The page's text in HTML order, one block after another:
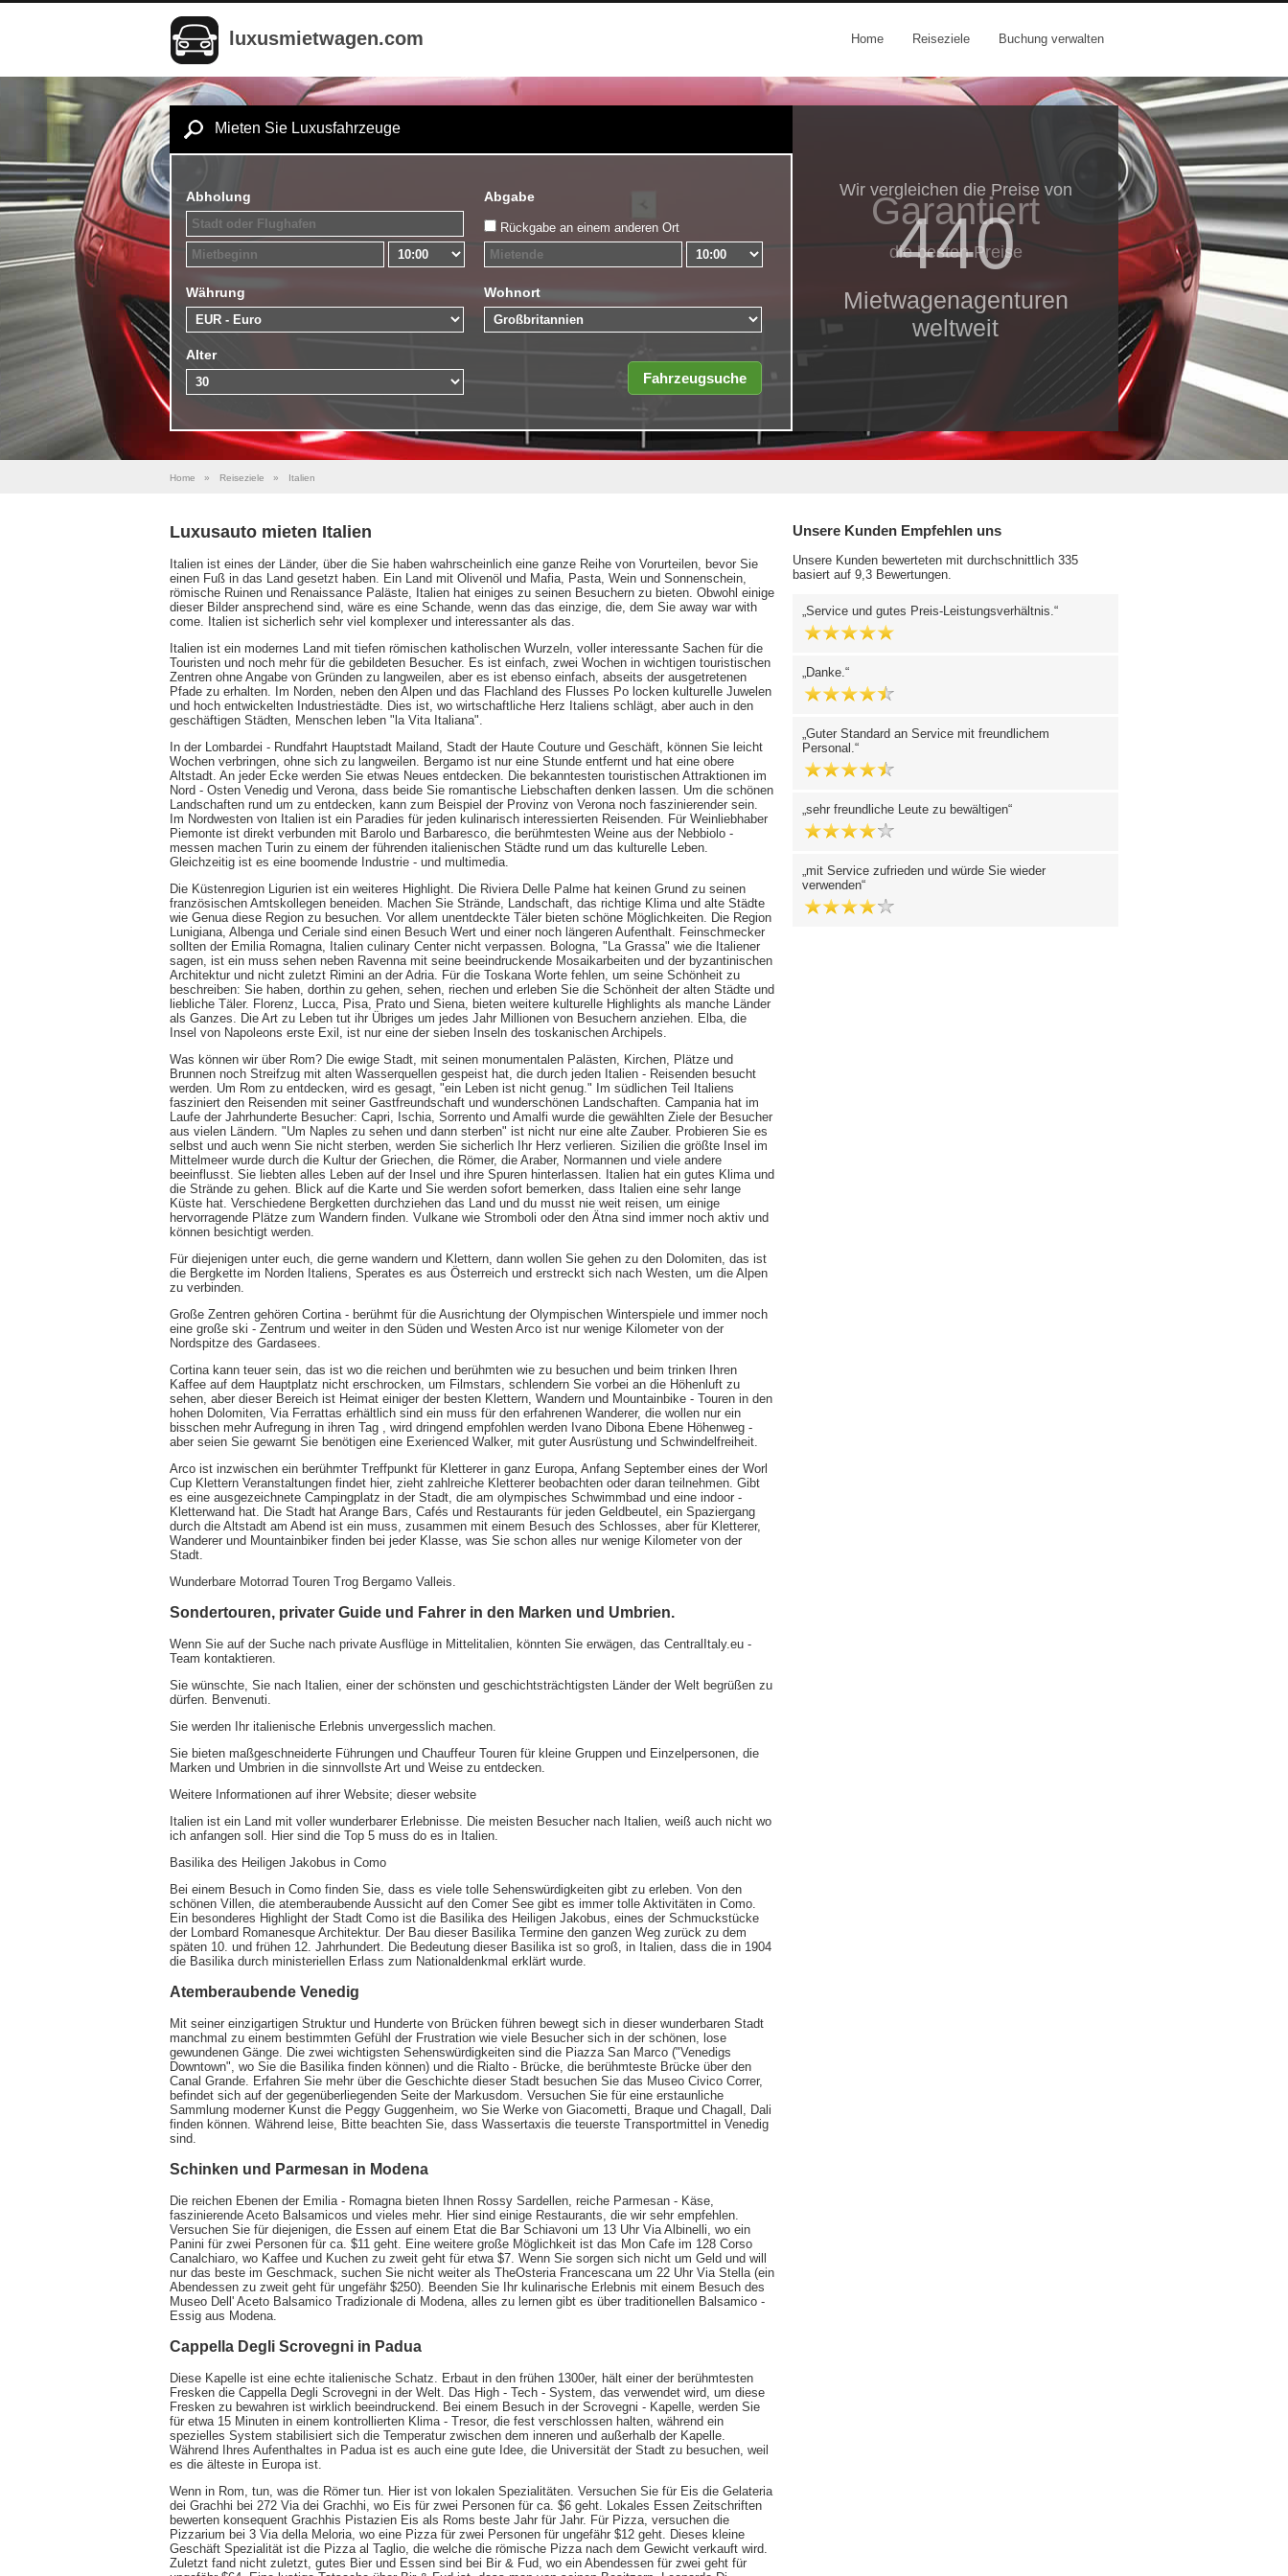
luxusmietwagen.com Home Reiseziele Buchung verwalten
Mieten Sie Luxusfahrzeuge
Abholung Abgabe
Rückgabe an einem anderen Ort
Währung Wohnort
Alter
Wir vergleichen die Preise von
440
Mietwagenagenturen
weltweit
Garantiert
die besten Preise
Home » Reiseziele » Italien
Luxusauto mieten Italien
Italien ist eines der Länder, über die Sie haben wahrscheinlich eine ganze Reihe von Vorurteilen, bevor Sie
einen Fuß in das Land gesetzt haben. Ein Land mit Olivenöl und Mafia, Pasta, Wein und Sonnenschein,
römische Ruinen und Renaissance Paläste, Italien hat einiges zu seinen Besuchern zu bieten. Obwohl einige
dieser Bilder ansprechend sind, wäre es eine Schande, wenn das das einzige, die, dem Sie away war with
come. Italien ist sicherlich sehr viel komplexer und interessanter als das.
Italien ist ein modernes Land mit tiefen römischen katholischen Wurzeln, voller interessante Sachen für die
Touristen und noch mehr für die gebildeten Besucher. Es ist einfach, zwei Wochen in wichtigen touristischen
Zentren ohne Angabe von Gründen zu langweilen, aber es ist ebenso einfach, abseits der ausgetretenen
Pfade zu erhalten. Im Norden, neben den Alpen und das Flachland des Flusses Po locken kulturelle Juwelen
und hoch entwickelten Industriestädte. Dies ist, wo wirtschaftliche Herz Italiens schlägt, aber auch in den
geschäftigen Städten, Menschen leben "la Vita Italiana".
In der Lombardei - Rundfahrt Hauptstadt Mailand, Stadt der Haute Couture und Geschäft, können Sie leicht
Wochen verbringen, ohne sich zu langweilen. Bergamo ist nur eine Stunde entfernt und hat eine obere
Altstadt. An jeder Ecke werden Sie etwas Neues entdecken. Die bekanntesten touristischen Attraktionen im
Nord - Osten Venedig und Verona, dass beide Sie romantische Liebschaften denken lassen. Um die schönen
Landschaften rund um zu entdecken, kann zum Beispiel der Provinz von Verona noch faszinierender sein.
Im Nordwesten von Italien ist ein Paradies für jeden kulinarisch interessierten Reisenden. Für Weinliebhaber
Piemonte ist direkt verbunden mit Barolo und Barbaresco, die berühmtesten Weine aus der Nebbiolo -
messen machen Turin zu einem der führenden italienischen Städte rund um das kulturelle Leben.
Gleichzeitig ist es eine boomende Industrie - und multimedia.
Die Küstenregion Ligurien ist ein weiteres Highlight. Die Riviera Delle Palme hat keinen Grund zu seinen
französischen Amtskollegen beneiden. Machen Sie Strände, Landschaft, das richtige Klima und alte Städte
wie Genua diese Region zu besuchen. Vor allem unentdeckte Täler bieten schöne Möglichkeiten. Die Region
Lunigiana, Albenga und Ceriale sind einen Besuch Wert und einer noch längeren Aufenthalt. Feinschmecker
sollten der Emilia Romagna, Italien culinary Center nicht verpassen. Bologna, "La Grassa" wie die Italiener
sagen, ist ein muss sehen neben Ravenna mit seine beeindruckende Mosaikarbeiten und der byzantinischen
Architektur und nicht zuletzt Rimini an der Adria. Für die Toskana Worte fehlen, um seine Schönheit zu
beschreiben: Sie haben, dorthin zu gehen, sehen, riechen und erleben Sie die Schönheit der alten Städte und
liebliche Täler. Florenz, Lucca, Pisa, Prato und Siena, bieten weitere kulturelle Highlights als manche Länder
als Ganzes. Die Art zu Leben tut ihr Übriges um jedes Jahr Millionen von Besuchern anziehen. Elba, die
Insel von Napoleons erste Exil, ist nur eine der sieben Inseln des toskanischen Archipels.
Was können wir über Rom? Die ewige Stadt, mit seinen monumentalen Palästen, Kirchen, Plätze und
Brunnen noch Streifzug mit alten Wasserquellen gespeist hat, die durch jeden Italien - Reisenden besucht
werden. Um Rom zu entdecken, wird es gesagt, "ein Leben ist nicht genug." Im südlichen Teil Italiens
fasziniert den Reisenden mit seiner Gastfreundschaft und wunderschönen Landschaften. Campania hat im
Laufe der Jahrhunderte Besucher: Capri, Ischia, Sorrento und Amalfi wurde die gewählten Ziele der Besucher
aus vielen Ländern. "Um Naples zu sehen und dann sterben" ist nicht nur eine alte Zauber. Probieren Sie es
selbst und auch wenn Sie nicht sterben, werden Sie sicherlich Ihr Herz verlieren. Sizilien die größte Insel im
Mittelmeer wurde durch die Kultur der Griechen, die Römer, die Araber, Normannen und viele andere
beeinflusst. Sie liebten alles Leben auf der Insel und ihre Spuren hinterlassen. Italien hat ein gutes Klima und
die Strände zu gehen. Blick auf die Karte und Sie werden sofort bemerken, dass Italien eine sehr lange
Küste hat. Verschiedene Bergketten durchziehen das Land und du musst nie weit reisen, um einige
hervorragende Plätze zum Wandern finden. Vulkane wie Stromboli oder den Ätna sind immer noch aktiv und
können besichtigt werden.
Für diejenigen unter euch, die gerne wandern und Klettern, dann wollen Sie gehen zu den Dolomiten, das ist
die Bergkette im Norden Italiens, Sperates es aus Österreich und erstreckt sich nach Westen, um die Alpen
zu verbinden.
Große Zentren gehören Cortina - berühmt für die Ausrichtung der Olympischen Winterspiele und immer noch
eine große ski - Zentrum und weiter in den Süden und Westen Arco ist nur wenige Kilometer von der
Nordspitze des Gardasees.
Cortina kann teuer sein, das ist wo die reichen und berühmten wie zu besuchen und beim trinken Ihren
Kaffee auf dem Hauptplatz nicht erschrocken, um Filmstars, schlendern Sie vorbei an die Höhenluft zu
sehen, aber dieser Bereich ist Heimat einiger der besten Klettern, Wandern und Mountainbike - Touren in den
hohen Dolomiten, Via Ferrattas erhältlich sind ein muss für den erfahrenen Wanderer, die wollen nur ein
bisschen mehr Aufregung in ihren Tag , wird dringend empfohlen werden Ivano Dibona Ebene Höhenweg -
aber seien Sie gewarnt Sie benötigen eine Exerienced Walker, mit guter Ausrüstung und Schwindelfreiheit.
Arco ist inzwischen ein berühmter Treffpunkt für Kletterer in ganz Europa, Anfang September eines der Worl
Cup Klettern Veranstaltungen findet hier, zieht zahlreiche Kletterer beobachten oder daran teilnehmen. Gibt
es eine ausgezeichnete Campingplatz in der Stadt, die am olympisches Schwimmbad und eine indoor -
Kletterwand hat. Die Stadt hat Arange Bars, Cafés und Restaurants für jeden Geldbeutel, ein Spaziergang
durch die Altstadt am Abend ist ein muss, zusammen mit einem Besuch des Schlosses, aber für Kletterer,
Wanderer und Mountainbiker finden bei jeder Klasse, was Sie schon alles nur wenige Kilometer von der
Stadt.
Wunderbare Motorrad Touren Trog Bergamo Valleis.
Sondertouren, privater Guide und Fahrer in den Marken und Umbrien.
Wenn Sie auf der Suche nach private Ausflüge in Mittelitalien, könnten Sie erwägen, das CentralItaly.eu -
Team kontaktieren.
Sie wünschte, Sie nach Italien, einer der schönsten und geschichtsträchtigsten Länder der Welt begrüßen zu
dürfen. Benvenuti.
Sie werden Ihr italienische Erlebnis unvergesslich machen.
Sie bieten maßgeschneiderte Führungen und Chauffeur Touren für kleine Gruppen und Einzelpersonen, die
Marken und Umbrien in die sinnvollste Art und Weise zu entdecken.
Weitere Informationen auf ihrer Website; dieser website
Italien ist ein Land mit voller wunderbarer Erlebnisse. Die meisten Besucher nach Italien, weiß auch nicht wo
ich anfangen soll. Hier sind die Top 5 muss do es in Italien.
Basilika des Heiligen Jakobus in Como
Bei einem Besuch in Como finden Sie, dass es viele tolle Sehenswürdigkeiten gibt zu erleben. Von den
schönen Villen, die atemberaubende Aussicht auf den Comer See gibt es immer tolle Aktivitäten in Como.
Ein besonderes Highlight der Stadt Como ist die Basilika des Heiligen Jakobus, eines der Schmuckstücke
der Lombard Romanesque Architektur. Der Bau dieser Basilika Termine den ganzen Weg zurück zu dem
späten 10. und frühen 12. Jahrhundert. Die Bedeutung dieser Basilika ist so groß, in Italien, dass die in 1904
die Basilika durch ministeriellen Erlass zum Nationaldenkmal erklärt wurde.
Atemberaubende Venedig
Mit seiner einzigartigen Struktur und Hunderte von Brücken führen bewegt sich in dieser wunderbaren Stadt
manchmal zu einem bestimmten Gefühl der Frustration wie viele Besucher sich in der schönen, lose
gewundenen Gänge. Die zwei wichtigsten Sehenswürdigkeiten sind die Piazza San Marco ("Venedigs
Downtown", wo Sie die Basilika finden können) und die Rialto - Brücke, die berühmteste Brücke über den
Canal Grande. Erfahren Sie mehr über die Geschichte dieser Stadt besuchen Sie das Museo Civico Correr,
befindet sich auf der gegenüberliegenden Seite der Markusdom. Versuchen Sie für eine erstaunliche
Sammlung moderner Kunst die Peggy Guggenheim, wo Sie Werke von Giacometti, Braque und Chagall, Dali
finden können. Während leise, Bitte beachten Sie, dass Wassertaxis die teuerste Transportmittel in Venedig
sind.
Schinken und Parmesan in Modena
Die reichen Ebenen der Emilia - Romagna bieten Ihnen Rossy Sardellen, reiche Parmesan - Käse,
faszinierende Aceto Balsamicos und vieles mehr. Hier sind einige Restaurants, die wir sehr empfehlen.
Versuchen Sie für diejenigen, die Essen auf einem Etat die Bar Schiavoni um 13 Uhr Via Albinelli, wo ein
Panini für zwei Personen für ca. $11 geht. Eine weitere große Möglichkeit ist das Mon Cafe im 128 Corso
Canalchiaro, wo Kaffee und Kuchen zu zweit geht für etwa $7. Wenn Sie sorgen sich nicht um Geld und will
nur das beste im Geschmack, suchen Sie nicht weiter als TheOsteria Francescana um 22 Uhr Via Stella (ein
Abendessen zu zweit geht für ungefähr $250). Beenden Sie Ihr kulinarische Erlebnis mit einem Besuch des
Museo Dell' Aceto Balsamico Tradizionale di Modena, alles zu lernen gibt es über traditionellen Balsamico -
Essig aus Modena.
Cappella Degli Scrovegni in Padua
Diese Kapelle ist eine echte italienische Schatz. Erbaut in den frühen 1300er, hält einer der berühmtesten
Fresken die Cappella Degli Scrovegni in der Welt. Das High - Tech - System, das verwendet wird, um diese
Fresken zu bewahren ist wirklich beeindruckend. Bei einem Besuch in der Scrovegni - Kapelle, werden Sie
für etwa 15 Minuten in einem kontrollierten Klima - Tresor, die fest verschlossen halten, während ein
spezielles System stabilisiert sich die Temperatur zwischen dem inneren und außerhalb der Kapelle.
Während Ihres Aufenthaltes in Padua ist es auch eine gute Idee, die Universität der Stadt zu besuchen, weil
es die älteste in Europa ist.
Wenn in Rom, tun, was die Römer tun. Hier ist von lokalen Spezialitäten. Versuchen Sie für Eis die Gelateria
dei Grachhi bei 272 Via dei Grachhi, wo Eis für zwei Personen für ca. $6 geht. Lokales Essen Zeitschriften
bewerten konsequent Grachhis Pistazien Eis als Roms beste Jahr für Jahr. Für Pizza, versuchen die
Pizzarium bei 3 Via della Meloria, wo eine Pizza für zwei Personen für ungefähr $12 geht. Dieses kleine
Geschäft Spezialität ist die Pizza al Taglio, die welche die römische Pizza nach dem Gewicht verkauft wird.
Zuletzt fand nicht zuletzt, gutes Bier und Essen sind bei Bir & Fud, wo ein Abendessen für zwei geht für
Unsere Kunden Empfehlen uns
Unsere Kunden bewerteten mit durchschnittlich 335
basiert auf 9,3 Bewertungen.
Service und gutes Preis-Leistungsverhältnis.
Danke.
Guter Standard an Service mit freundlichem
Personal.
sehr freundliche Leute zu bewältigen
mit Service zufrieden und würde Sie wieder
verwenden